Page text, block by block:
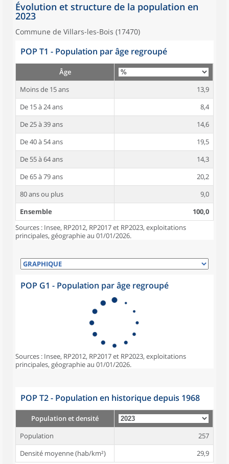
Évolution et structure de la population en
2023
Commune de Villars-les-Bois (17470)
POP T1 - Population par âge regroupé
Âge
Moins de 15 ans
13,9
De 15 à 24 ans
8,4
De 25 à 39 ans
14,6
De 40 à 54 ans
19,5
De 55 à 64 ans
14,3
De 65 à 79 ans
20,2
80 ans ou plus
9,0
Ensemble
100,0
Sources : Insee, RP2012, RP2017 et RP2023, exploitations
principales, géographie au 01/01/2026.
POP G1 - Population par âge regroupé
Sources : Insee, RP2012, RP2017 et RP2023, exploitations
principales, géographie au 01/01/2026.
POP T2 - Population en historique depuis 1968
Population et densité
Population
257
Densité moyenne (hab/km²)
29,9